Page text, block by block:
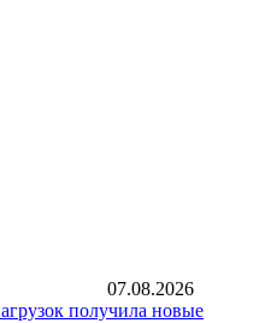
07.08.2026
получила новые